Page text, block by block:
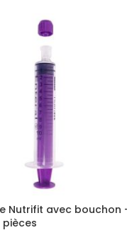
Nutrifit avec bouchon
pièces